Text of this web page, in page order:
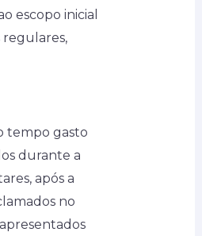
escopo inicial
regulares,
tempo gasto
durante a
após a
no